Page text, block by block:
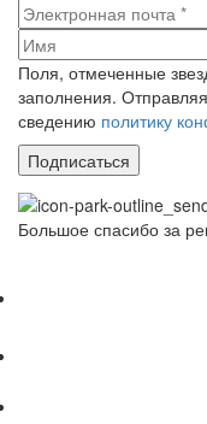
Поля, отмеченные
заполнения.
сведению политику
Подписаться
Большое спасибо за